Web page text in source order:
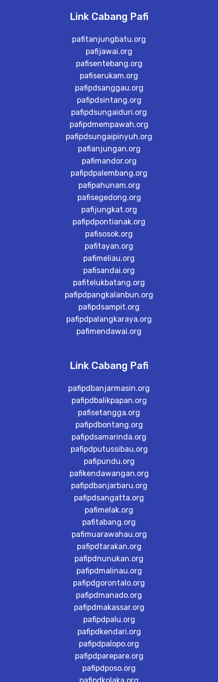
Link Cabang Pafi
pafitanjungbatu.org
pafijawai.org
pafisentebang.org
pafiserukam.org
pafipdsanggau.org
pafipdsintang.org
pafipdsungaiduri.org
pafipdmempawah.org
pafipdsungaipinyuh.org
pafianjungan.org
pafimandor.org
pafipdpalembang.org
pafipahunam.org
pafisegedong.org
pafijungkat.org
pafipdpontianak.org
pafisosok.org
pafitayan.org
pafimeliau.org
pafisandai.org
pafitelukbatang.org
pafipdpangkalanbun.org
pafipdsampit.org
pafipdpalangkaraya.org
pafimendawai.org
Link Cabang Pafi
pafipdbanjarmasin.org
pafipdbalikpapan.org
pafisetangga.org
pafipdbontang.org
pafipdsamarinda.org
pafipdputussibau.org
pafipundu.org
pafikendawangan.org
pafipdbanjarbaru.org
pafipdsangatta.org
pafimelak.org
pafitabang.org
pafimuarawahau.org
pafipdtarakan.org
pafipdnunukan.org
pafipdmalinau.org
pafipdgorontalo.org
pafipdmanado.org
pafipdmakassar.org
pafipdpalu.org
pafipdkendari.org
pafipdpalopo.org
pafipdparepare.org
pafipdposo.org